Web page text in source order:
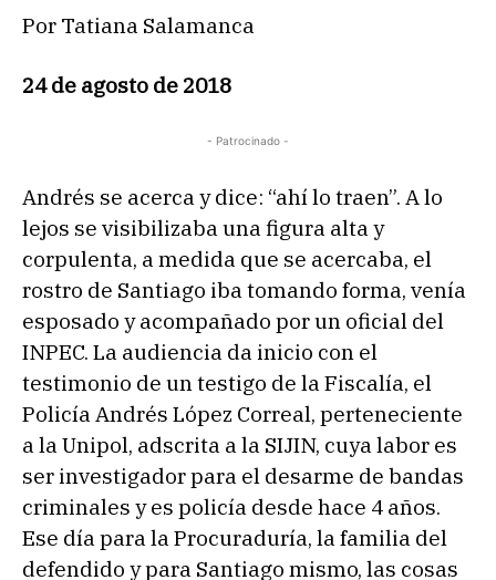
Por Tatiana Salamanca
24 de agosto de 2018
- Patrocinado -
Andrés se acerca y dice: “ahí lo traen”. A lo
lejos se visibilizaba una figura alta y
corpulenta, a medida que se acercaba, el
rostro de Santiago iba tomando forma, venía
esposado y acompañado por un oficial del
INPEC. La audiencia da inicio con el
testimonio de un testigo de la Fiscalía, el
Policía Andrés López Correal, perteneciente
a la Unipol, adscrita a la SIJIN, cuya labor es
ser investigador para el desarme de bandas
criminales y es policía desde hace 4 años.
Ese día para la Procuraduría, la familia del
defendido y para Santiago mismo, las cosas